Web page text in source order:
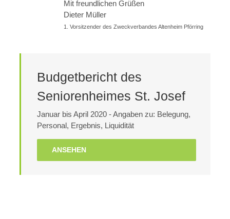
Mit freundlichen Grüßen
Dieter Müller
1. Vorsitzender des Zweckverbandes Altenheim Pförring
Budgetbericht des
Seniorenheimes St. Josef
Januar bis April 2020 - Angaben zu: Belegung,
Personal, Ergebnis, Liquidität
ANSEHEN